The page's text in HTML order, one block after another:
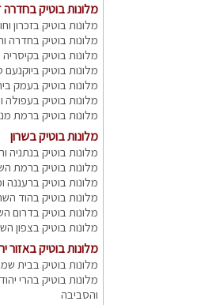
מלונות בוטיק בחדרה
מלונות בוטיק בזכרון
מלונות בוטיק בחדרה
מלונות בוטיק
מלונות בוטיק
מלונות בוטיק בעמק
מלונות בוטיק בעפולה
מלונות בוטיק ברמת
מלונות בוטיק בשרון
מלונות בוטיק בנתניה
מלונות בוטיק ברמת
מלונות בוטיק ברעננה
מלונות בוטיק בהוד
מלונות בוטיק בדרום
מלונות בוטיק בצפון
מלונות בוטיק באזור
מלונות בוטיק בבית
מלונות בוטיק בהרי
והסביבה